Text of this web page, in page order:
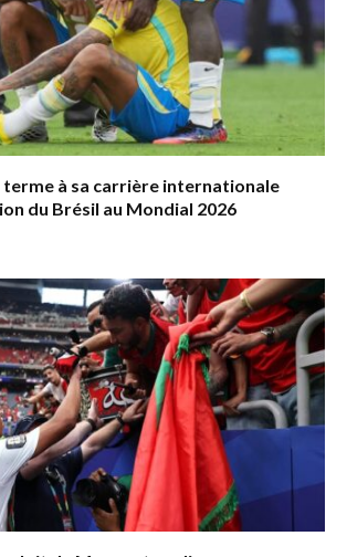
terme à sa carrière internationale
du Brésil au Mondial 2026